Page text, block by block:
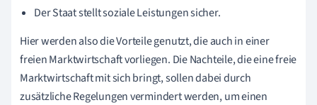
Der Staat stellt soziale Leistungen sicher.
Hier werden also die Vorteile genutzt, die auch in einer
freien Marktwirtschaft vorliegen. Die Nachteile, die eine freie
Marktwirtschaft mit sich bringt, sollen dabei durch
zusätzliche Regelungen vermindert werden, um einen